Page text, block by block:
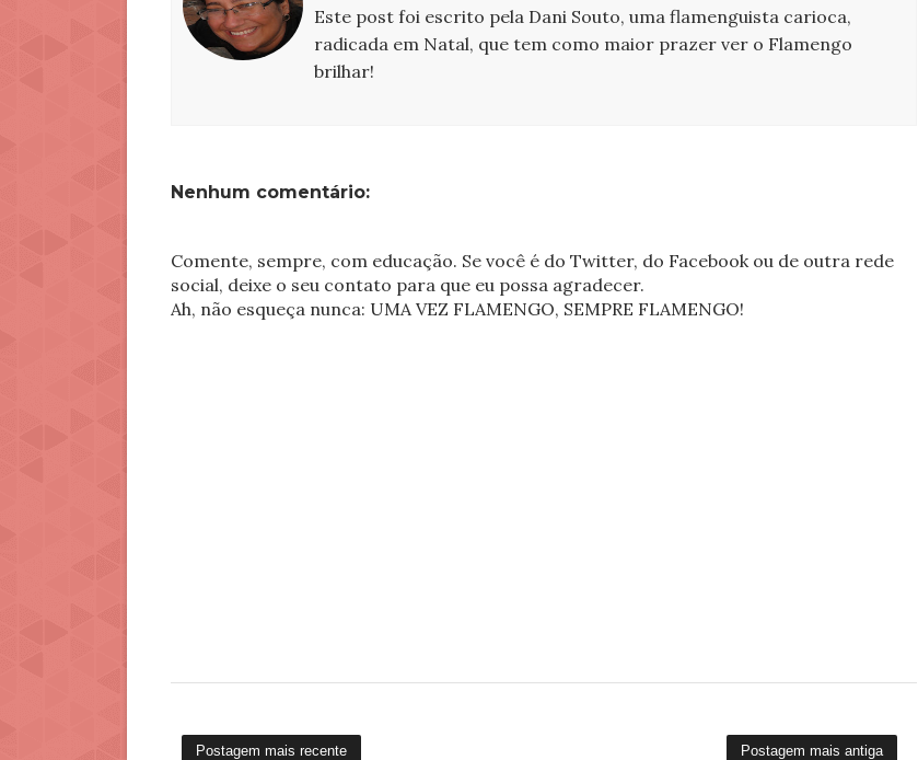
Este post foi escrito pela Dani Souto, uma flamenguista carioca,
radicada em Natal, que tem como maior prazer ver o Flamengo
brilhar!
Nenhum comentário:
Comente, sempre, com educação. Se você é do Twitter, do Facebook ou de outra rede
social, deixe o seu contato para que eu possa agradecer.
Ah, não esqueça nunca: UMA VEZ FLAMENGO, SEMPRE FLAMENGO!
Postagem mais recente Postagem mais antiga